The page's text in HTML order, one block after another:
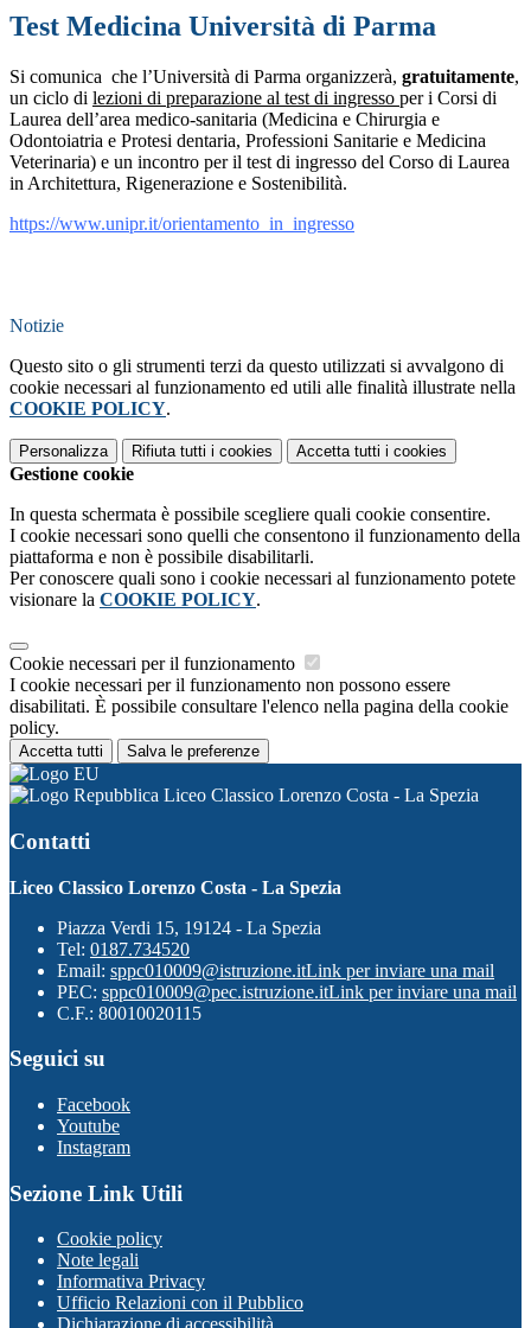
Test Medicina Università di Parma
Si comunica che l’Università di Parma organizzerà, gratuitamente,
un ciclo di lezioni di preparazione al test di ingresso per i Corsi di
Laurea dell’area medico-sanitaria (Medicina e Chirurgia e
Odontoiatria e Protesi dentaria, Professioni Sanitarie e Medicina
Veterinaria) e un incontro per il test di ingresso del Corso di Laurea
in Architettura, Rigenerazione e Sostenibilità.
https://www.unipr.it/orientamento_in_ingresso
Notizie
Questo sito o gli strumenti terzi da questo utilizzati si avvalgono di
cookie necessari al funzionamento ed utili alle finalità illustrate nella
COOKIE POLICY.
Personalizza Rifiuta tutti i cookies Accetta tutti i cookies
Gestione cookie
In questa schermata è possibile scegliere quali cookie consentire.
I cookie necessari sono quelli che consentono il funzionamento della
piattaforma e non è possibile disabilitarli.
Per conoscere quali sono i cookie necessari al funzionamento potete
visionare la COOKIE POLICY.
Cookie necessari per il funzionamento
I cookie necessari per il funzionamento non possono essere
disabilitati. È possibile consultare l'elenco nella pagina della cookie
policy.
Accetta tutti Salva le preferenze
Liceo Classico Lorenzo Costa - La Spezia
Contatti
Liceo Classico Lorenzo Costa - La Spezia
Piazza Verdi 15, 19124 - La Spezia
Tel: 0187.734520
Email: sppc010009@istruzione.itLink per inviare una mail
PEC: sppc010009@pec.istruzione.itLink per inviare una mail
C.F.: 80010020115
Seguici su
Facebook
Youtube
Instagram
Sezione Link Utili
Cookie policy
Note legali
Informativa Privacy
Ufficio Relazioni con il Pubblico